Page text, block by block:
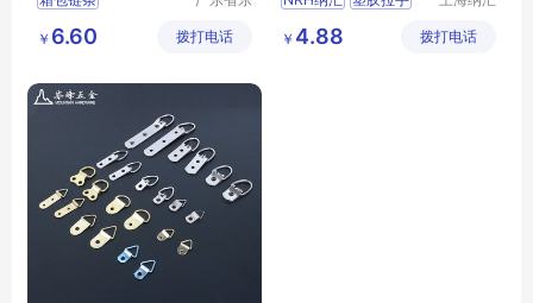
镇锦厦社
￥ 6.60 拨打电话
加厚一字伸缩提手
有限公司
￥ 4.88 拨打电话